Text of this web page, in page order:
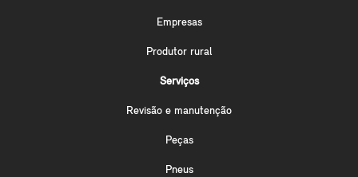
Empresas
Produtor rural
Serviços
Revisão e manutenção
Peças
Pneus